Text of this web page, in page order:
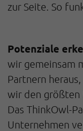
zur Seite. So
Potenziale
wir gemeinsam
Partnern
wir den größten
Das ThinkOwl-
Unternehmen